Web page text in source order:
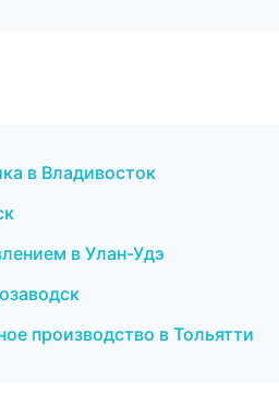
в Владивосток
в Улан-Удэ
производство в Тольятти